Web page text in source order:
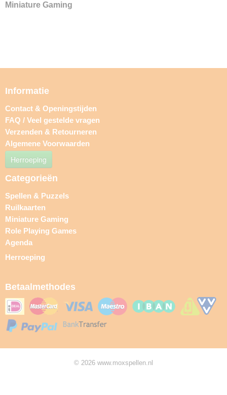
Miniature Gaming
Informatie
Contact & Openingstijden
FAQ / Veel gestelde vragen
Verzenden & Retourneren
Algemene Voorwaarden
Herroeping
Categorieën
Spellen & Puzzels
Ruilkaarten
Miniature Gaming
Role Playing Games
Agenda
Herroeping
Betaalmethodes
© 2026 www.moxspellen.nl